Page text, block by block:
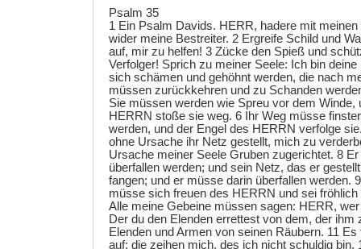
Psalm 35
1 Ein Psalm Davids. HERR, hadere mit
wider meine Bestreiter. 2 Ergreife Schild und
auf, mir zu helfen! 3 Zücke den Spieß und
Verfolger! Sprich zu meiner Seele: Ich bin
sich schämen und gehöhnt werden, die nach
müssen zurückkehren und zu Schanden
Sie müssen werden wie Spreu vor dem Winde,
HERRN stoße sie weg. 6 Ihr Weg müsse
werden, und der Engel des HERRN verfolge
ohne Ursache ihr Netz gestellt, mich zu
Ursache meiner Seele Gruben zugerichtet. 8
überfallen werden; und sein Netz, das er
fangen; und er müsse darin überfallen werden.
müsse sich freuen des HERRN und sei fröhlich
Alle meine Gebeine müssen sagen: HERR,
Der du den Elenden errettest von dem, der ihm
Elenden und Armen von seinen Räubern. 11
auf; die zeihen mich, des ich nicht schuldig bin.